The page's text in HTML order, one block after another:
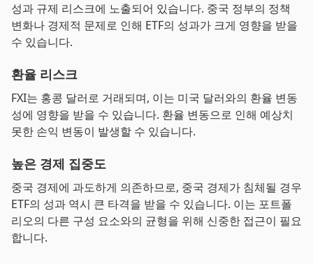
성과 규제 리스크에 노출되어 있습니다. 중국 정부의 정책
변화나 경제적 문제로 인해 ETF의 성과가 크게 영향을 받을
수 있습니다.
환율 리스크
FXI는 홍콩 달러로 거래되며, 이는 미국 달러와의 환율 변동
성에 영향을 받을 수 있습니다. 환율 변동으로 인해 예상치
못한 손익 변동이 발생할 수 있습니다.
높은 경제 집중도
중국 경제에 과도하게 의존하므로, 중국 경제가 침체될 경우
ETF의 성과 역시 큰 타격을 받을 수 있습니다. 이는 포트폴
리오의 다른 구성 요소와의 균형을 위해 신중한 접근이 필요
합니다.